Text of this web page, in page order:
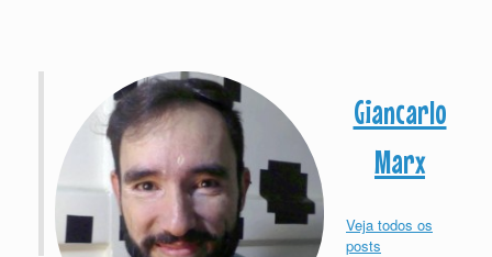
Giancarlo
Marx
Veja todos os
posts